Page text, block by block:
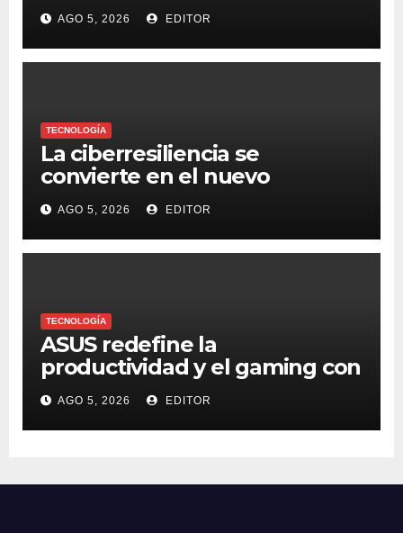
AGO 5, 2026 EDITOR
TECNOLOGÍA
La ciberresiliencia se
convierte en el nuevo
estándar para proteger a las
organizaciones frente al
ransomware
AGO 5, 2026 EDITOR
TECNOLOGÍA
ASUS redefine la
productividad y el gaming con
la experiencia Duo
AGO 5, 2026 EDITOR